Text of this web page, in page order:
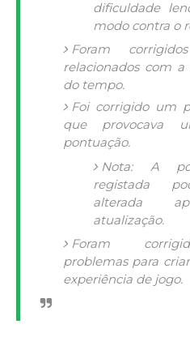
dificuldade
modo contra o
Foram
relacionados com a
do tempo.
Foi corrigido um
que provocava
pontuação.
Nota: A
registada
alterada
atualização.
Foram
problemas para
experiência de jogo.